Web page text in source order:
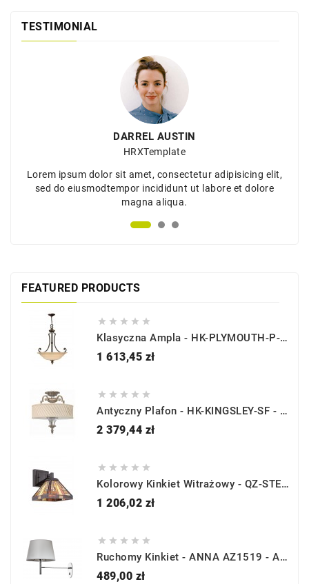
TESTIMONIAL
DARREL AUSTIN
HRXTemplate
Lorem ipsum dolor sit amet, consectetur adipisicing elit,
sed do eiusmodtempor incididunt ut labore et dolore
magna aliqua.
FEATURED PRODUCTS
    
Klasyczna Ampla - HK-PLYMOUTH-P-B - Hinkley
1 613,45 złCena
    
Antyczny Plafon - HK-KINGSLEY-SF - Hinkley
2 379,44 złCena
    
Kolorowy Kinkiet Witrażowy - QZ-STEPHEN1 - Quoizel
1 206,02 złCena
    
Ruchomy Kinkiet - ANNA AZ1519 - Azzardo
489,00 złCena